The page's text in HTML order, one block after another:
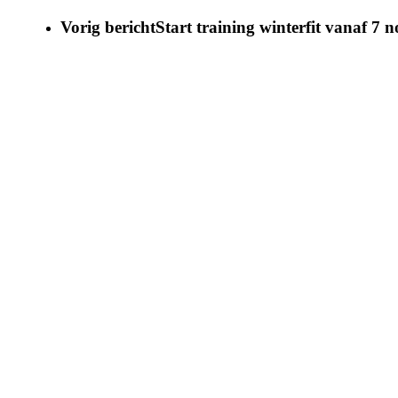
Vorig berichtStart training winterfit vanaf 7